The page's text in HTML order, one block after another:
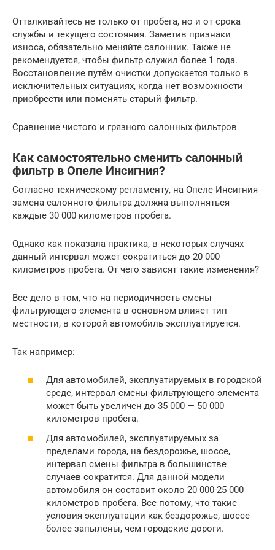
Отталкивайтесь не только от пробега, но и от срока
службы и текущего состояния. Заметив признаки
износа, обязательно меняйте салонник. Также не
рекомендуется, чтобы фильтр служил более 1 года.
Восстановление путём очистки допускается только в
исключительных ситуациях, когда нет возможности
приобрести или поменять старый фильтр.
Сравнение чистого и грязного салонных фильтров
Как самостоятельно сменить салонный
фильтр в Опеле Инсигния?
Согласно техническому регламенту, на Опеле Инсигния
замена салонного фильтра должна выполняться
каждые 30 000 километров пробега.
Однако как показала практика, в некоторых случаях
данный интервал может сократиться до 20 000
километров пробега. От чего зависят такие изменения?
Все дело в том, что на периодичность смены
фильтрующего элемента в основном влияет тип
местности, в которой автомобиль эксплуатируется.
Так например:
Для автомобилей, эксплуатируемых в городской
среде, интервал смены фильтрующего элемента
может быть увеличен до 35 000 — 50 000
километров пробега.
Для автомобилей, эксплуатируемых за
пределами города, на бездорожье, шоссе,
интервал смены фильтра в большинстве
случаев сократится. Для данной модели
автомобиля он составит около 20 000-25 000
километров пробега. Все потому, что такие
условия эксплуатации как бездорожье, шоссе
более запылены, чем городские дороги.